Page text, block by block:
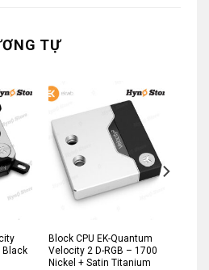
TỰ
Black
Block CPU EK-Quantum
Velocity 2 D-RGB – 1700
Nickel + Satin Titanium